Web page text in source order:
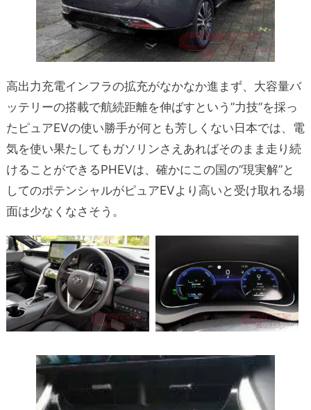
高出力充電インフラの拡充がなかなか進まず、大容量バ
ッテリーの搭載で航続距離を伸ばすという”力技”を採っ
たピュアEVの使い勝手が何とも芳しくない日本では、電
気を使い果たしてもガソリンさえあればそのまま走り続
けることができるPHEVは、確かにこの国の”現実解”と
してのポテンシャルがピュアEVより高いと受け取れる場
面は少なくなさそう。